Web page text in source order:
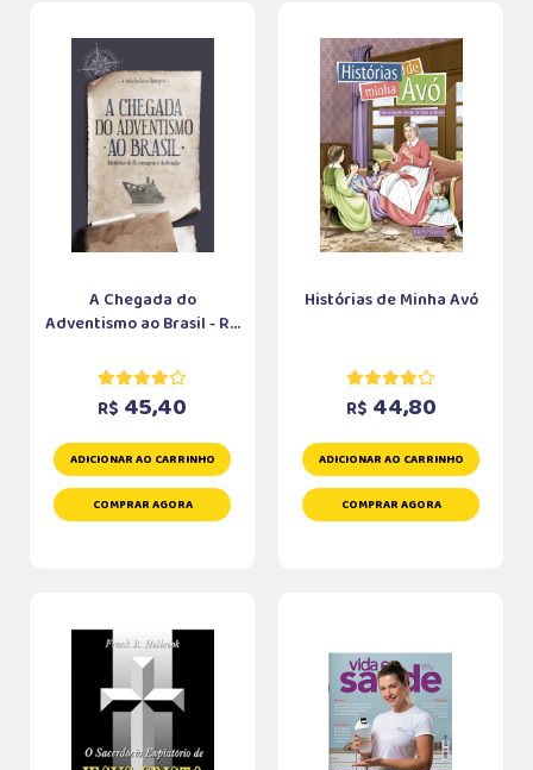
A Chegada do
Adventismo ao Brasil - R...
R$ 45,40
ADICIONAR AO CARRINHO
COMPRAR AGORA
Histórias de Minha Avó
R$ 44,80
ADICIONAR AO CARRINHO
COMPRAR AGORA